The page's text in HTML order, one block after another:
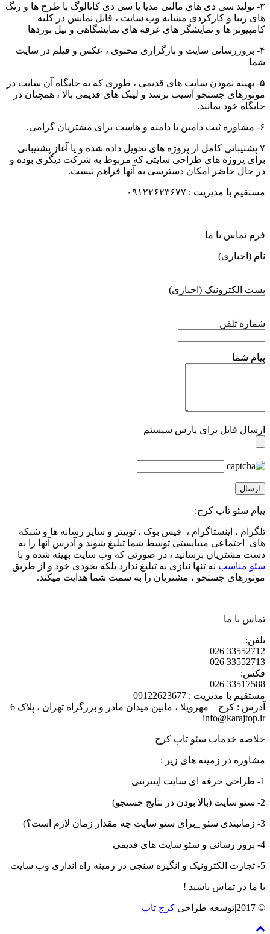
۳- تولید سی دی های مالتی مدیا یا سی دی کاتالوگ با طرح ها و رنگ
های زیبا و کارکردی مشابه وب سایت ، قابل نمایش در کلیه
کامپیوتر ها و نمایشگر های غرفه های نمایشگاهی و بیل بوردها
۴- بروزرسانی سایت و بارگزاری محتوی ، عکس و فیلم در سایت
شما
۵- بهینه نمودن سایت های قدیمی ، طوری که به جایگاه آن سایت در
موتورهای جستجو آسیب نرسد و لینک های قدیمی بالا ، همچنان در
جایگاه خود بمانند.
۶- مشاوره ثبت دامین یا دامنه و هاست برای مشتریان گرامی.
۷ پشتیبانی کامل از پروژه های تحویل داده شده و یا آغاز پشتیبانی
برای پروژه های طراحی سایتی که مربوط به شرکت دیگری بوده و
در حال حاضر امکان دسترسی به آنها فراهم نیست.
مستقیم با مدیریت : ۰۹۱۲۲۶۲۳۶۷۷
فرم تماس با ما
نام (اجباری)
پست الکترونیک (اجباری)
شماره تلفن
پیام شما
ارسال فایل برای پارس سیستم
پیام سئو تاپ کرج:
تلگرام ، اینستاگرام ، فیس بوک ، توییتر و سایر رسانه ها و شبکه
های اجتماعی میبایستی توسط شما تبلیغ شوند و آدرس آنها را به
دست مشتریان برسانید ، در صورتی که وب سایت بهینه شده و با
سئو مناسب نه تنها نیازی به تبلیغ ندارد بلکه بخودی خود و از طریق
موتورهای جستجو ، مشتریان را به سمت شما هدایت میکند.
تماس با ما
تلفن:
33552712 026
33552713 026
فکس:
33517588 026
مستقیم با مدیریت : 09122623677
آدرس : کرج – مهرویلا ، مابین میدان مادر و بزرگراه تهران ، پلاک 6
info@karajtop.ir
خلاصه خدمات سئو تاپ کرج
مشاوره در زمینه های زیر :
1- طراحی حرفه ای سایت اینترنتی
2- سئو سایت (بالا بودن در نتایج جستجو)
3- زمانبندی سئو _برای سئو سایت چه مقدار زمان لازم است؟)
4- بروز رسانی و سئو سایت های قدیمی
5- تجارت الکترونیک و انگیزه سنجی در زمینه راه اندازی وب سایت
با ما در تماس باشید !
© 2017|توسعه طراحی کرج تاپ